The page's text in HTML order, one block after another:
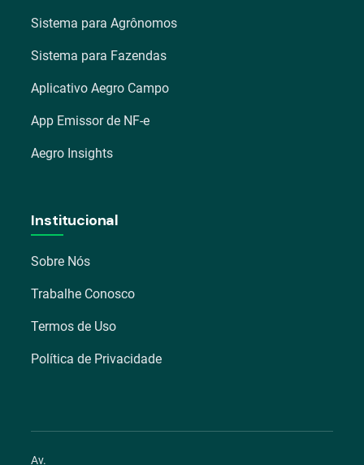
Sistema para Agrônomos
Sistema para Fazendas
Aplicativo Aegro Campo
App Emissor de NF-e
Aegro Insights
Institucional
Sobre Nós
Trabalhe Conosco
Termos de Uso
Política de Privacidade
Av.